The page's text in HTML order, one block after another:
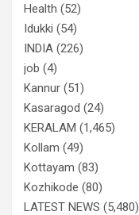
Health (52)
Idukki (54)
INDIA (226)
job (4)
Kannur (51)
Kasaragod (24)
KERALAM (1,465)
Kollam (49)
Kottayam (83)
Kozhikode (80)
LATEST NEWS (5,480)